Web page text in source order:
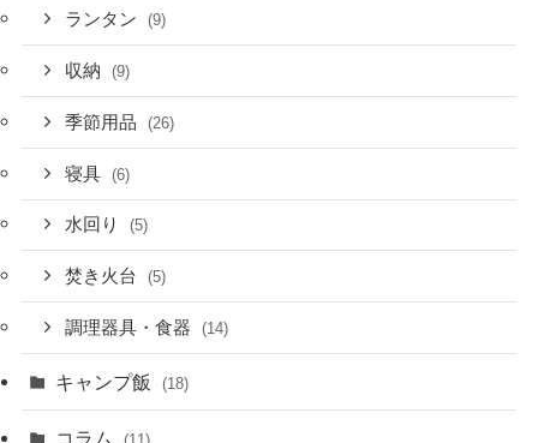
ランタン (9)
収納 (9)
季節用品 (26)
寝具 (6)
水回り (5)
焚き火台 (5)
調理器具・食器 (14)
キャンプ飯 (18)
コラム